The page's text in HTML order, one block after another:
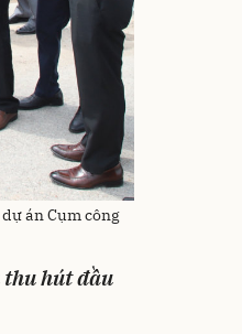
án Cụm công
thu hút đầu